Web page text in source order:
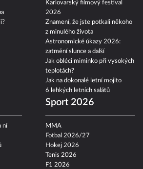
Karlovarský filmový festival
2026
Znamení, že jste potkali někoho
z minulého života
Astronomické úkazy 2026:
zatmění slunce a další
Jak obléci miminko při vysokých
teplotách?
Jak na dokonalé letní mojito
6 lehkých letních salátů
ní
Sport 2026
MMA
Fotbal 2026/27
Hokej 2026
Tenis 2026
F1 2026